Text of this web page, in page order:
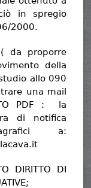
in spregio
2000.
da proporre
della
allo 090
una mail
PDF : la
di notifica
a:
DIRITTO DI